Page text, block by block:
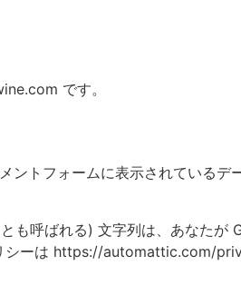
です。
ントフォームに表示されている
も呼ばれる) 文字列は、あなた
シーは https://automattic.com/